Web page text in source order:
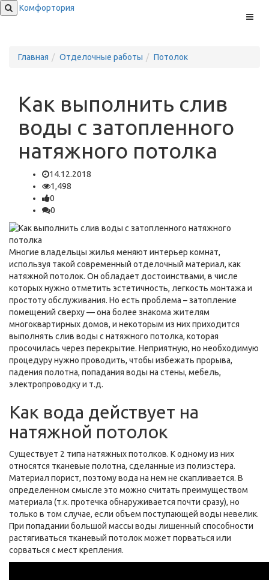
Меню
Комфортория
Главная Отделочные работы Потолок
Как выполнить слив
воды с затопленного
натяжного потолка
14.12.2018
1,498
0
0
Многие владельцы жилья меняют интерьер комнат,
используя такой современный отделочный материал, как
натяжной потолок. Он обладает достоинствами, в числе
которых нужно отметить эстетичность, легкость монтажа и
простоту обслуживания. Но есть проблема – затопление
помещений сверху — она более знакома жителям
многоквартирных домов, и некоторым из них приходится
выполнять слив воды с натяжного потолка, которая
просочилась через перекрытие. Неприятную, но необходимую
процедуру нужно проводить, чтобы избежать прорыва,
падения полотна, попадания воды на стены, мебель,
электропроводку и т.д.
Как вода действует на
натяжной потолок
Существует 2 типа натяжных потолков. К одному из них
относятся тканевые полотна, сделанные из полиэстера.
Материал порист, поэтому вода на нем не скапливается. В
определенном смысле это можно считать преимуществом
материала (т.к. протечка обнаруживается почти сразу), но
только в том случае, если объем поступающей воды невелик.
При попадании большой массы воды лишенный способности
растягиваться тканевый потолок может порваться или
сорваться с мест крепления.